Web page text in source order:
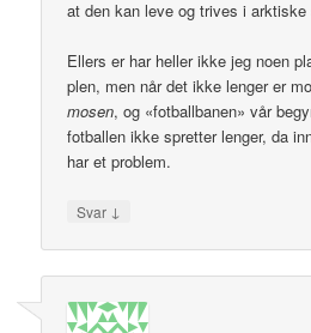
at den kan leve og trives i arktiske
Ellers er har heller ikke jeg noen
plen, men når det ikke lenger er
mosen, og «fotballbanen» vår
fotballen ikke spretter lenger, da
har et problem.
Svar ↓